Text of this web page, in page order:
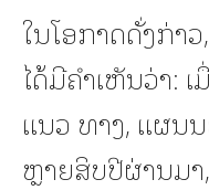
ໃນໂອກາດດັ່ງກ່າ
ໄດ້ມີຄຳເຫັນວ່າ:
ແນວ ທາງ, ແຜນ
ຫຼາຍສິບປີຜ່ານມາ